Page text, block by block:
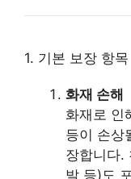
1. 기본 보장 항목
화재 손해
화재로 인
등이 손상
장합니다.
발 등)도